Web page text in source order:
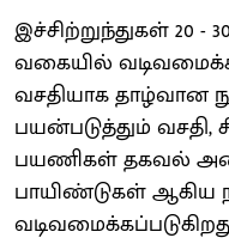
இச்சிற்றுந்துகள் 20
வகையில்
வசதியாக தாழ்வான
பயன்படுத்தும் வசதி,
பயணிகள் தகவல்
பாயிண்டுகள்